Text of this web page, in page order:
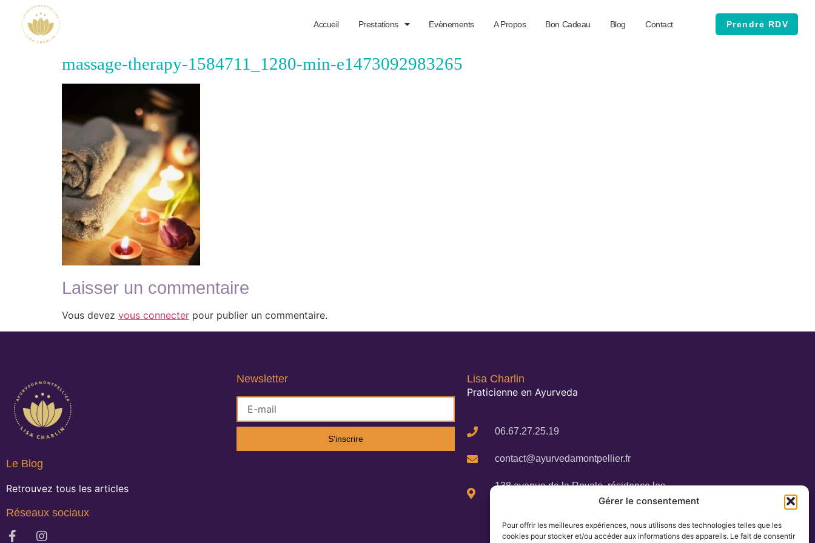
Gérer le consentement
Pour offrir les meilleures expériences, nous utilisons des technologies telles que les
cookies pour stocker et/ou accéder aux informations des appareils. Le fait de consentir
Accueil Prestations Evènements A Propos Bon Cadeau Blog Contact Prendre RDV
massage-therapy-1584711_1280-min-e1473092983265
Laisser un commentaire
Vous devez vous connecter pour publier un commentaire.
Le Blog
Retrouvez tous les articles
Réseaux sociaux
Newsletter
S'inscrire
Lisa Charlin
Praticienne en Ayurveda
06.67.27.25.19
contact@ayurvedamontpellier.fr
138 avenue de la Royale, résidence les
Cigalines 34160 Castries